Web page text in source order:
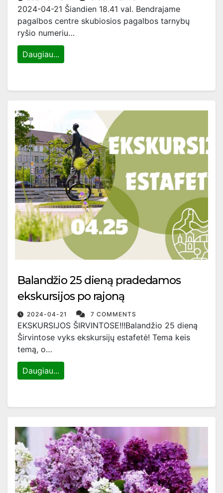
2024-04-21 Šiandien 18.41 val. Bendrajame
pagalbos centre skubiosios pagalbos tarnybų
ryšio numeriu…
Daugiau...
Balandžio 25 dieną pradedamos
ekskursijos po rajoną
2024-04-21 7 COMMENTS
EKSKURSIJOS ŠIRVINTOSE!!!Balandžio 25 dieną
Širvintose vyks ekskursijų estafetė! Tema keis
temą, o…
Daugiau...